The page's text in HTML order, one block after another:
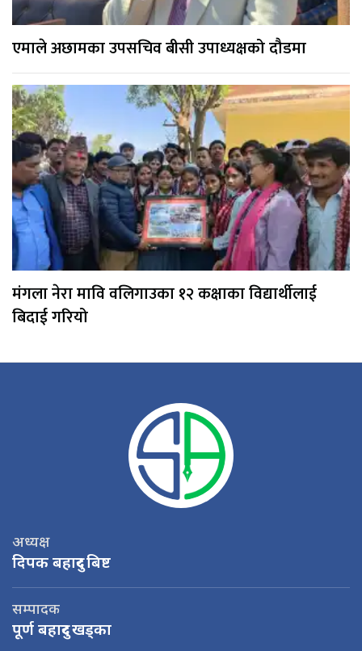
एमाले अछामका उपसचिव बीसी उपाध्यक्षको दौडमा
मंगला नेरा मावि वलिगाउका १२ कक्षाका विद्यार्थीलाई
बिदाई गरियो
अध्यक्ष
दिपक बहादुर बिष्ट
सम्पादक
पूर्ण बहादुर खड्का